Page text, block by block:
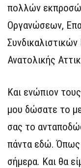
πολλών
Οργανώσεων,
Ανατολικής
Και ενώπιον
μου δώσατε το
σας το
πάντα εδώ. Όπως
σήμερα. Και θα